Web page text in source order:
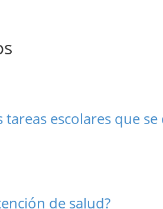
escolares que se
de salud?